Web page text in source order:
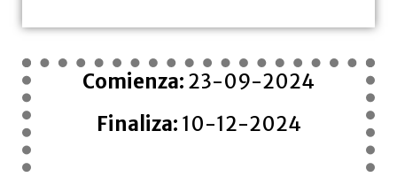
Comienza: 23-09-2024
Finaliza: 10-12-2024